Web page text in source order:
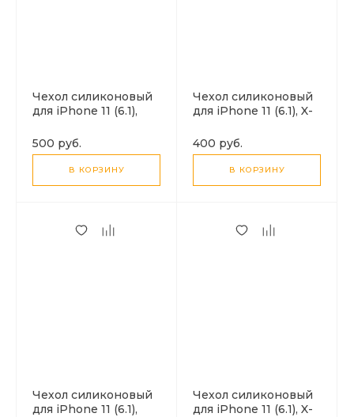
Чехол силиконовый
для iPhone 11 (6.1),
CASE, розово-
желтый
500 руб.
В КОРЗИНУ
Чехол силиконовый
для iPhone 11 (6.1), X-
400 руб.
В КОРЗИНУ
Чехол силиконовый
для iPhone 11 (6.1),
Чехол силиконовый
для iPhone 11 (6.1), X-